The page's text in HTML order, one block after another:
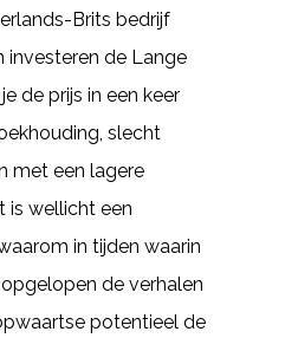
Brits bedrijf
investeren de Lange
de prijs in een keer
slecht
met een lagere
is wellicht een
in tijden waarin
de verhalen
potentieel de